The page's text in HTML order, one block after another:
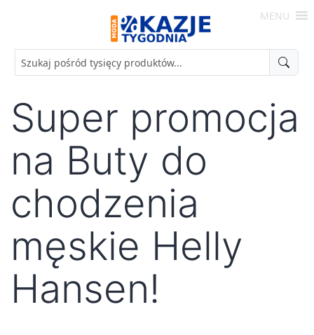
Moda
-
Okazje
MENU
Super promocja
na Buty do
chodzenia
męskie Helly
Hansen!